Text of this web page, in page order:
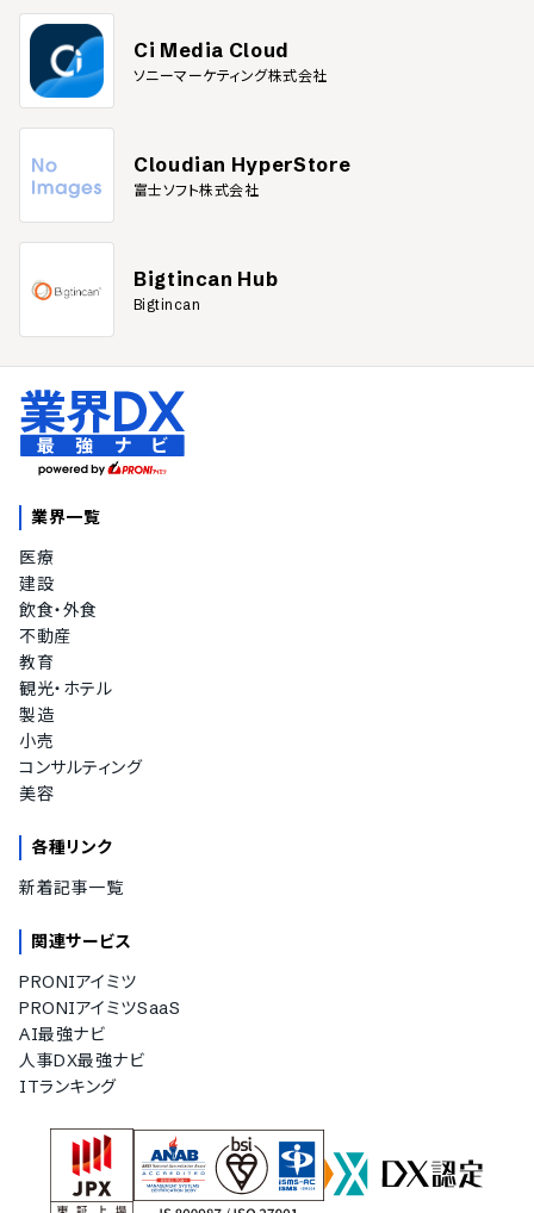
ファイルへのアクセス方法
エクスプローラー対応
ブラウザ対応
大容量に対応
1TB以上に対応
2TB以上に対応
3TB以上に対応
容量無制限
その他の機能
共有ドライブの管理機能
OCR（文字認識）テキストの編集機能
Ci Media Cloud
ソニーマーケティング株式会社
Cloudian HyperStore
富士ソフト株式会社
Bigtincan Hub
Bigtincan
業界一覧
医療
建設
飲食・外食
不動産
教育
観光・ホテル
製造
小売
コンサルティング
美容
各種リンク
新着記事一覧
関連サービス
PRONIアイミツ
PRONIアイミツSaaS
AI最強ナビ
人事DX最強ナビ
ITランキング